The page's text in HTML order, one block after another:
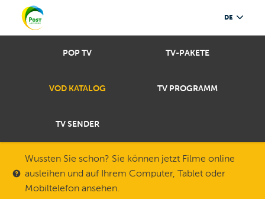
DE
POP TV TV-PAKETE
VOD KATALOG TV PROGRAMM
TV SENDER
Wussten Sie schon? Sie können jetzt Filme online
ausleihen und auf Ihrem Computer, Tablet oder
Mobiltelefon ansehen.